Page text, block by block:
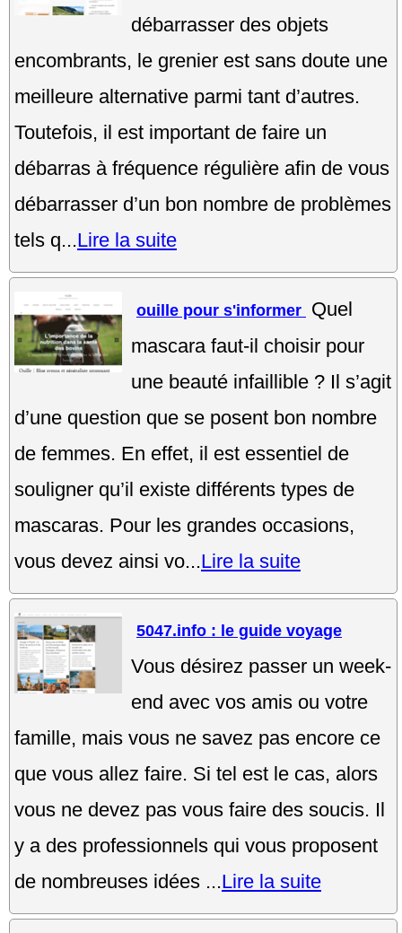
débarrasser des objets
encombrants, le grenier est sans doute une
meilleure alternative parmi tant d’autres.
Toutefois, il est important de faire un
débarras à fréquence régulière afin de vous
débarrasser d’un bon nombre de problèmes
tels q...Lire la suite
ouille pour s'informer Quel
mascara faut-il choisir pour
une beauté infaillible ? Il s’agit
d’une question que se posent bon nombre
de femmes. En effet, il est essentiel de
souligner qu’il existe différents types de
mascaras. Pour les grandes occasions,
vous devez ainsi vo...Lire la suite
5047.info : le guide voyage
Vous désirez passer un week-
end avec vos amis ou votre
famille, mais vous ne savez pas encore ce
que vous allez faire. Si tel est le cas, alors
vous ne devez pas vous faire des soucis. Il
y a des professionnels qui vous proposent
de nombreuses idées ...Lire la suite